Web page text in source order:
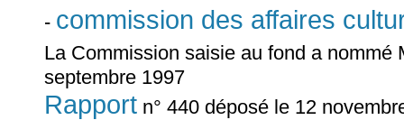
- commission des affaires
La Commission saisie au fond a nommé
septembre 1997
Rapport n° 440 déposé le 12